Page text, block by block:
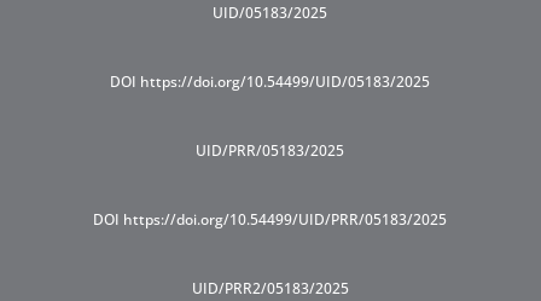
UID/05183/2025
DOI https://doi.org/10.54499/UID/05183/2025
UID/PRR/05183/2025
DOI https://doi.org/10.54499/UID/PRR/05183/2025
UID/PRR2/05183/2025